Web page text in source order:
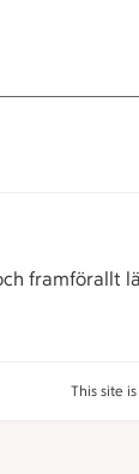
framförallt
This site